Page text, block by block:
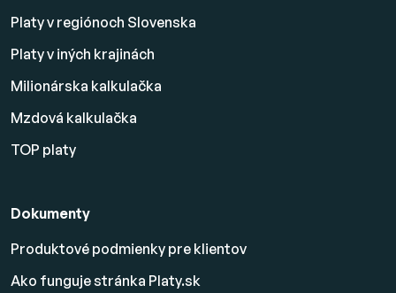
Platy v regiónoch Slovenska
Platy v iných krajinách
Milionárska kalkulačka
Mzdová kalkulačka
TOP platy
Dokumenty
Produktové podmienky pre klientov
Ako funguje stránka Platy.sk